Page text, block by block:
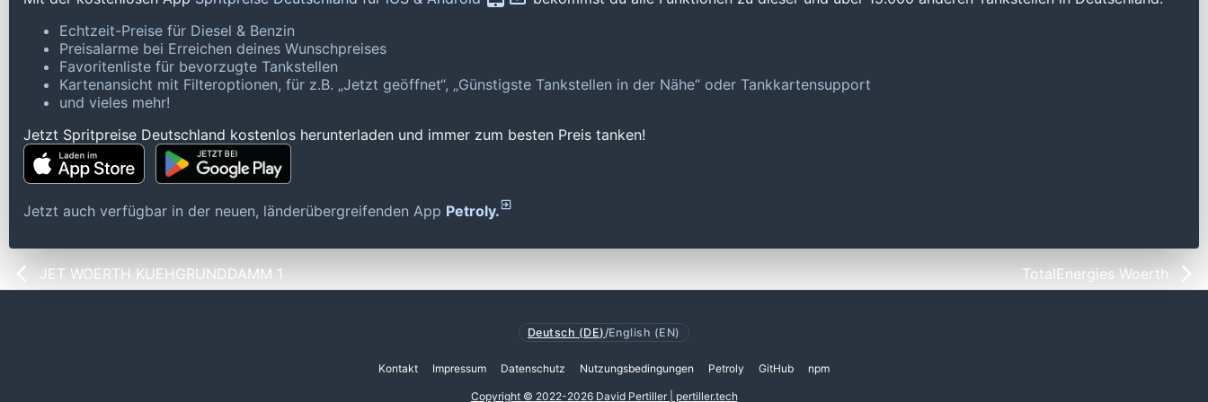
Echtzeit-Preise für Diesel & Benzin
Preisalarme bei Erreichen deines Wunschpreises
Favoritenliste für bevorzugte Tankstellen
Kartenansicht mit Filteroptionen, für z.B. „Jetzt geöffnet“, „Günstigste Tankstellen in der Nähe“ oder Tankkartensupport
und vieles mehr!
Jetzt Spritpreise Deutschland kostenlos herunterladen und immer zum besten Preis tanken!
Jetzt auch verfügbar in der neuen, länderübergreifenden App Petroly.
JET WOERTH KUEHGRUNDDAMM 1 TotalEnergies Woerth
Deutsch (DE) /English (EN)
Kontakt Impressum Datenschutz Nutzungsbedingungen Petroly GitHub npm
Copyright © 2022-2026 David Pertiller | pertiller.tech